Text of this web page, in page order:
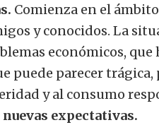
Comienza en el
y conocidos. La
económicos,
puede parecer
y al consumo
expectativas.